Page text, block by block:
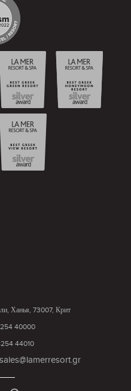
Ханья, 73007, Крит
40000
44010
sales@lamerresort.gr